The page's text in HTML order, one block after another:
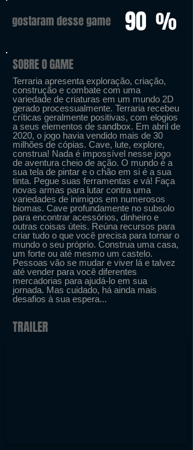
gostaram desse game 90 %
SOBRE O GAME
Terraria apresenta exploração, criação,
construção e combate com uma
variedade de criaturas em um mundo 2D
gerado processualmente. Terraria recebeu
críticas geralmente positivas, com elogios
a seus elementos de sandbox. Em abril de
2020, o jogo havia vendido mais de 30
milhões de cópias. Cave, lute, explore,
construa! Nada é impossível nesse jogo
de aventura cheio de ação. O mundo é a
sua tela de pintar e o chão em si é a sua
tinta. Pegue suas ferramentas e vá! Faça
novas armas para lutar contra uma
variedades de inimigos em numerosos
biomas. Cave profundamente no subsolo
para encontrar acessórios, dinheiro e
outras coisas úteis. Reúna recursos para
criar tudo o que você precisa para tornar o
mundo o seu próprio. Construa uma casa,
um forte ou até mesmo um castelo.
Pessoas vão se mudar e viver lá e talvez
até vender para você diferentes
mercadorias para ajudá-lo em sua
jornada. Mas cuidado, há ainda mais
desafios à sua espera...
TRAILER